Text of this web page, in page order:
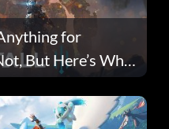
for
But Here’s Why